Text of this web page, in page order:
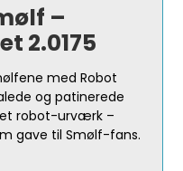
–
2.0175
med Robot
og patinerede
robot-urværk –
gave til Smølf-fans.